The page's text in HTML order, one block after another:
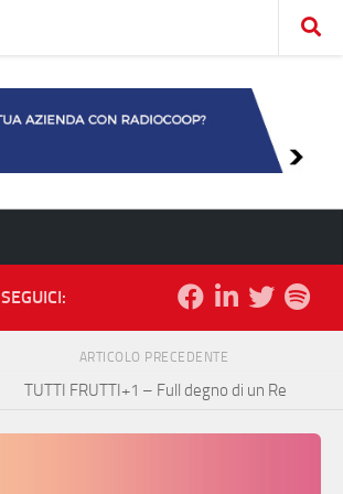
SEGUICI:
ARTICOLO PRECEDENTE
TUTTI FRUTTI+1 – Full degno di un Re